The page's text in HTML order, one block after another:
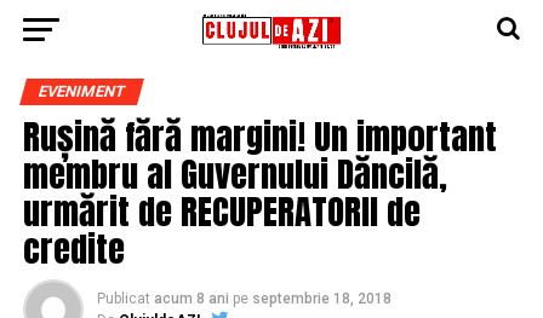
EVENIMENT
Rușină fără margini! Un important
membru al Guvernului Dăncilă,
urmărit de RECUPERATORII de
credite
Publicat acum 8 ani pe septembrie 18, 2018